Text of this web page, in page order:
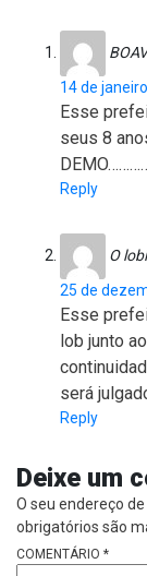
14 de
Esse
seus 8
Reply
O
25 de
Esse
lob junto
será
Reply
Deixe um
O seu endereço
obrigatórios são
COMENTÁRIO *